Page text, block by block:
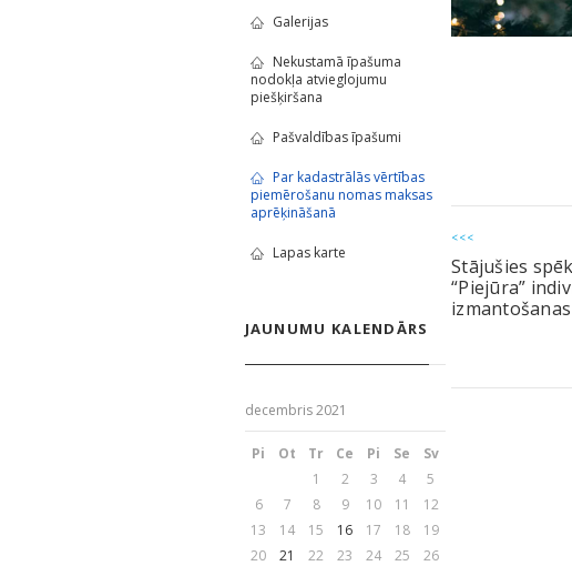
<<<
Stājušies
“Piejūra”
Galerijas
Nekustamā īpašuma
nodokļa atvieglojumu
piešķiršana
Pašvaldības īpašumi
Par kadastrālās vērtības
piemērošanu nomas maksas
aprēķināšanā
Lapas karte
JAUNUMU KALENDĀRS
decembris 2021
Pi Ot Tr Ce Pi Se
Sv
1
2 3 4
5
6
7 8 9 10 11
12
13
14 15 16 17 18
19
20
21 22 23 24 25
26